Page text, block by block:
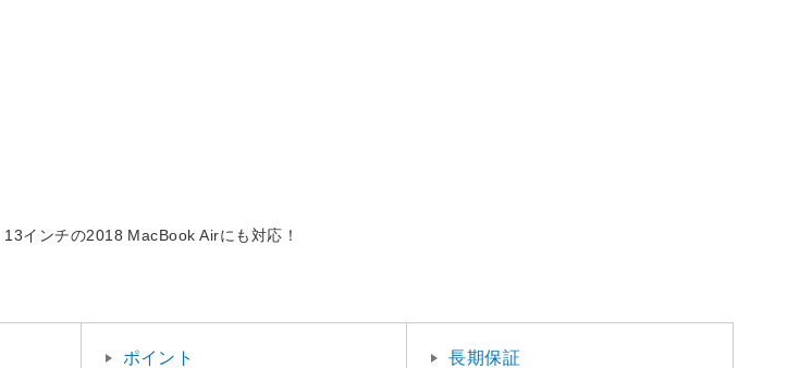
インチの2018 MacBook Airにも対応！
ポイント 長期保証